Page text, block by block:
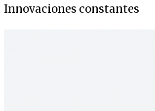
Innovaciones constantes